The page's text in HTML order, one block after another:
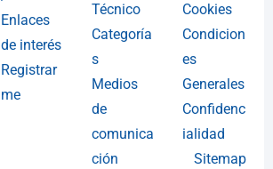
Enlaces
de interés
Registrar
me
Técnico
Categoría
s
Medios
de
comunica
ción
Cookies
Condicion
es
Generales
Confidenc
ialidad
Sitemap